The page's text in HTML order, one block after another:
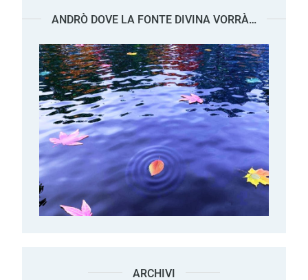
ANDRÒ DOVE LA FONTE DIVINA VORRÀ…
ARCHIVI Archivi